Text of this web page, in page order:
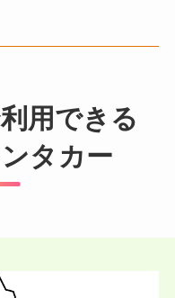
用できる
タカー